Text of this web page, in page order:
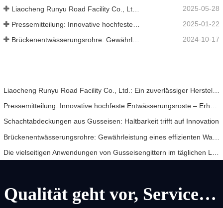
2025-05-28
2025-01-22
Brückenentwässerungsrohre: Gewährleistung eines effizienten Wassermanagements in der modernen Infrastruktur 2024-10-17
Schachtabdeckungen aus Gusseisen: Haltbarkeit trifft auf Innovation
Qualität geht vor, Service geht vor